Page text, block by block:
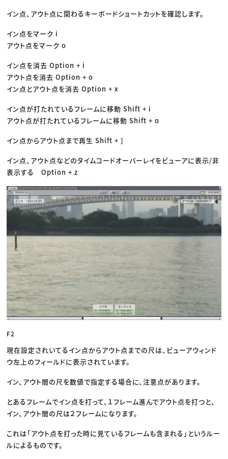
イン点、アウト点に関わるキーボードショートカットを確認します。
イン点をマーク i
アウト点をマーク o
イン点を消去 Option + i
アウト点を消去 Option + o
イン点とアウト点を消去 Option + x
イン点が打たれているフレームに移動 Shift + i
アウト点が打たれているフレームに移動 Shift + o
イン点からアウト点まで再生 Shift + ]
イン点、アウト点などのタイムコードオーバーレイをビューアに表示/非
表示する Option + z
F2
現在設定されいてるイン点からアウト点までの尺は、ビューアウィンド
ウ左上のフィールドに表示されています。
イン、アウト間の尺を数値で指定する場合に、注意点があります。
とあるフレームでイン点を打って、１フレーム進んでアウト点を打つと、
イン、アウト間の尺は２フレームになります。
これは「アウト点を打った時に見ているフレームも含まれる」というルー
ルによるものです。